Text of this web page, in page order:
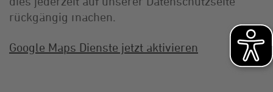
rückgängig machen.
Google Maps Dienste jetzt aktivieren